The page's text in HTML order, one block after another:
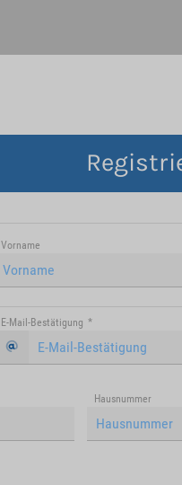
Vorname
E-Mail-Bestätigung *
Hausnummer